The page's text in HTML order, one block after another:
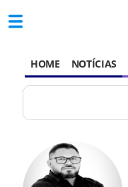
HOME NOTÍCIAS